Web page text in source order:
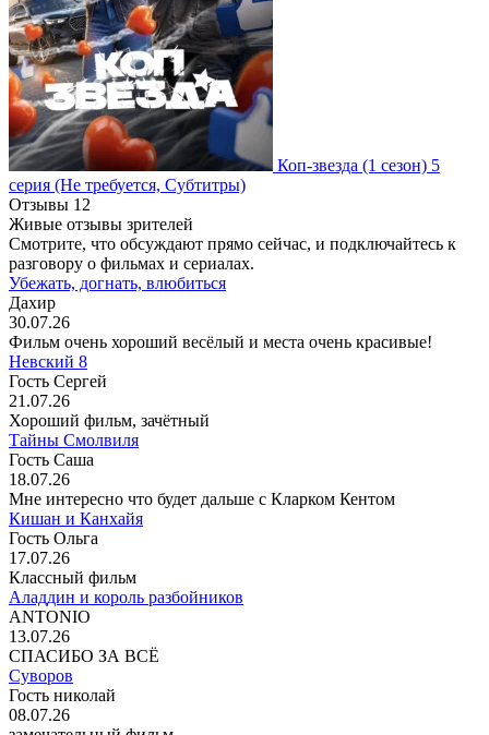
Коп-звезда (1 сезон) 5
серия (Не требуется, Субтитры)
Отзывы 12
Живые отзывы зрителей
Смотрите, что обсуждают прямо сейчас, и подключайтесь к
разговору о фильмах и сериалах.
Убежать, догнать, влюбиться
Дахир
30.07.26
Фильм очень хороший весёлый и места очень красивые!
Невский 8
Гость Сергей
21.07.26
Хороший фильм, зачётный
Тайны Смолвиля
Гость Саша
18.07.26
Мне интересно что будет дальше с Кларком Кентом
Кишан и Канхайя
Гость Ольга
17.07.26
Классный фильм
Аладдин и король разбойников
ANTONIO
13.07.26
СПАСИБО ЗА ВСЁ
Суворов
Гость николай
08.07.26